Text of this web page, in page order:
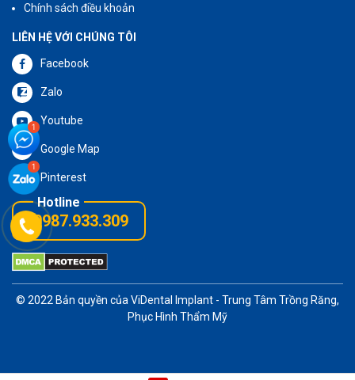
Chính sách điều khoản
LIÊN HỆ VỚI CHÚNG TÔI
Facebook
Zalo
Youtube
Google Map
Pinterest
0987.933.309
© 2022 Bản quyền của ViDental Implant - Trung Tâm Trồng Răng,
Phục Hình Thẩm Mỹ